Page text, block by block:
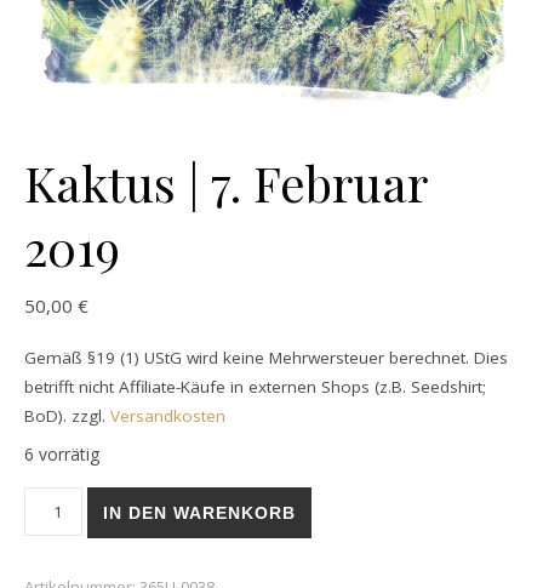
Kaktus | 7. Februar
2019
50,00 €
Gemäß §19 (1) UStG wird keine Mehrwersteuer berechnet. Dies
betrifft nicht Affiliate-Käufe in externen Shops (z.B. Seedshirt;
BoD). zzgl. Versandkosten
6 vorrätig
Kaktus | 7. Februar 2019 Menge
IN DEN WARENKORB